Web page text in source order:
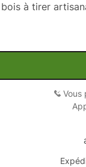
à tirer
Vous